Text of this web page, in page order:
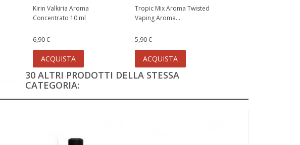
Kirin Valkiria Aroma
Concentrato 10 ml
6,90 €
ACQUISTA
Tropic Mix Aroma Twisted
Vaping Aroma...
5,90 €
ACQUISTA
30 ALTRI PRODOTTI DELLA STESSA
CATEGORIA: